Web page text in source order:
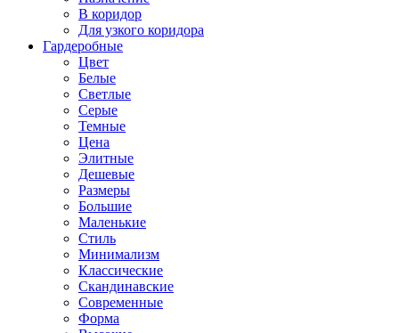
В коридор
Для узкого коридора
Гардеробные
Цвет
Белые
Светлые
Серые
Темные
Цена
Элитные
Дешевые
Размеры
Большие
Маленькие
Стиль
Минимализм
Классические
Скандинавские
Современные
Форма